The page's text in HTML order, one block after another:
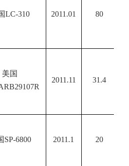
LC-310 2011.01 80
美国
2011.11 31.4
SP-6800 2011.1 20